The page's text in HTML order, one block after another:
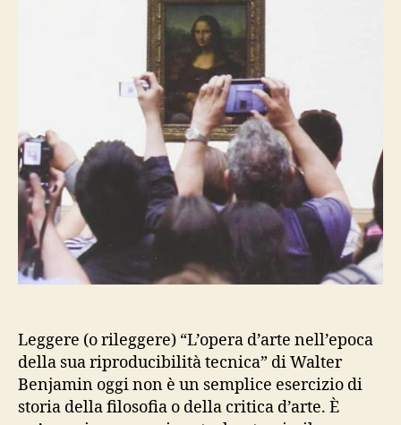
Leggere (o rileggere) “L’opera d’arte nell’epoca
della sua riproducibilità tecnica” di Walter
Benjamin oggi non è un semplice esercizio di
storia della filosofia o della critica d’arte. È